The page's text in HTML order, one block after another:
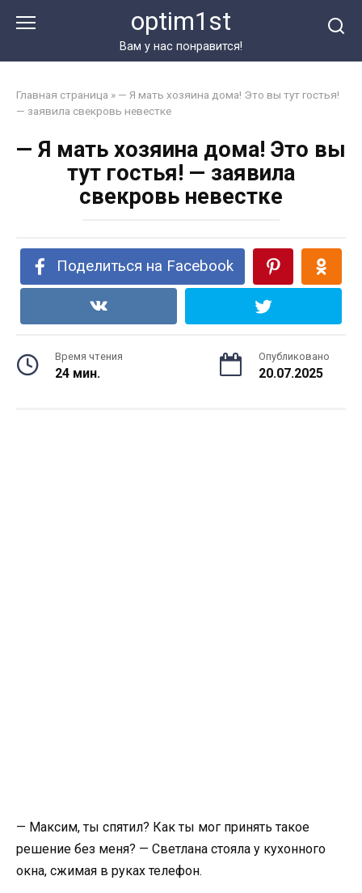
optim1st
Вам у нас понравится!
Главная страница » — Я мать хозяина дома! Это вы тут гостья!
— заявила свекровь невестке
— Я мать хозяина дома! Это вы
тут гостья! — заявила
свекровь невестке
Поделиться на Facebook
Время чтения
24 мин.
Опубликовано
20.07.2025
— Максим, ты спятил? Как ты мог принять такое
решение без меня? — Светлана стояла у кухонного
окна, сжимая в руках телефон.